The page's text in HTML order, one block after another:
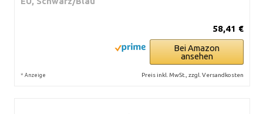
58,41 €
Bei Amazon
ansehen
* Anzeige Preis inkl. MwSt., zzgl. Versandkosten